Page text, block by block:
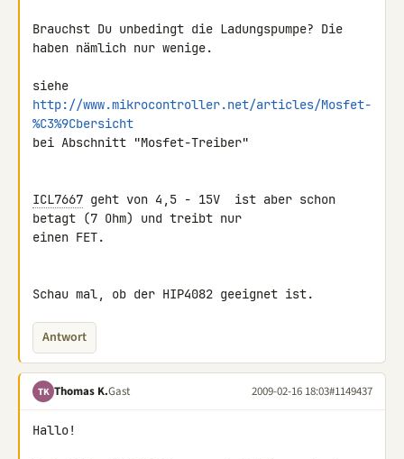
Brauchst Du unbedingt die Ladungspumpe? Die
haben nämlich nur wenige.
http://www.mikrocontroller.net/articles/Mosfet-
%C3%9Cbersicht
bei Abschnitt "Mosfet-Treiber"
ICL7667 geht von 4,5 - 15V  ist aber schon
betagt (7 Ohm) und treibt nur
einen FET.
Schau mal, ob der HIP4082 geeignet ist.
Antwort
TK Thomas K.Gast 2009-02-16 18:03#1149437
Hallo!